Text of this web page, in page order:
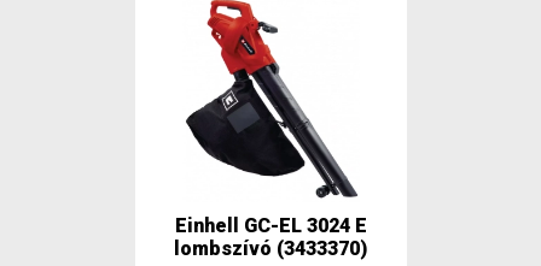
Einhell GC-EL 3024 E
lombszívó (3433370)